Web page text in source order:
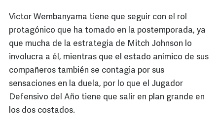
Victor Wembanyama tiene que seguir con el rol
protagónico que ha tomado en la postemporada, ya
que mucha de la estrategia de Mitch Johnson lo
involucra a él, mientras que el estado anímico de sus
compañeros también se contagia por sus
sensaciones en la duela, por lo que el Jugador
Defensivo del Año tiene que salir en plan grande en
los dos costados.